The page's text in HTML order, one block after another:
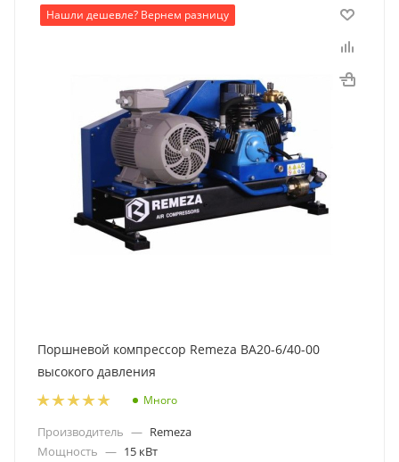
Нашли дешевле? Вернем разницу
Поршневой компрессор Remeza ВА20-6/40-00
высокого давления
Много
Производитель — Remeza
Мощность — 15 кВт